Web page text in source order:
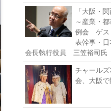
「大阪・
～産業・
例会 ゲス
表幹事・
会長執行役員 三笠裕司
チャール
会、大阪で